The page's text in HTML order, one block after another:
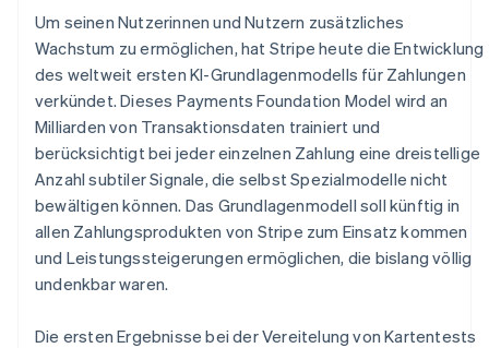
Um seinen Nutzerinnen und Nutzern zusätzliches
Wachstum zu ermöglichen, hat Stripe heute die Entwicklung
des weltweit ersten KI-Grundlagenmodells für Zahlungen
verkündet. Dieses Payments Foundation Model wird an
Milliarden von Transaktionsdaten trainiert und
berücksichtigt bei jeder einzelnen Zahlung eine dreistellige
Anzahl subtiler Signale, die selbst Spezialmodelle nicht
bewältigen können. Das Grundlagenmodell soll künftig in
allen Zahlungsprodukten von Stripe zum Einsatz kommen
und Leistungssteigerungen ermöglichen, die bislang völlig
undenkbar waren.
Die ersten Ergebnisse bei der Vereitelung von Kartentests